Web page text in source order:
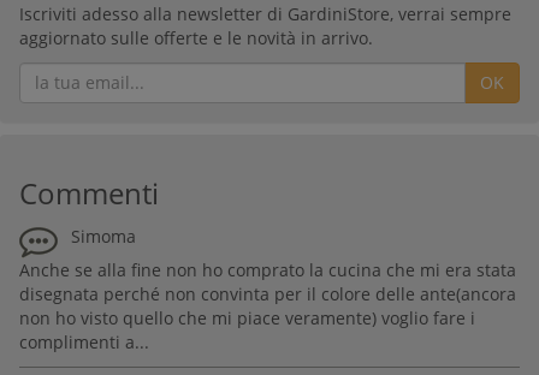
Iscriviti adesso alla newsletter di GardiniStore, verrai sempre
aggiornato sulle offerte e le novità in arrivo.
OK
Commenti
Simoma
Anche se alla fine non ho comprato la cucina che mi era stata
disegnata perché non convinta per il colore delle ante(ancora
non ho visto quello che mi piace veramente) voglio fare i
complimenti a...